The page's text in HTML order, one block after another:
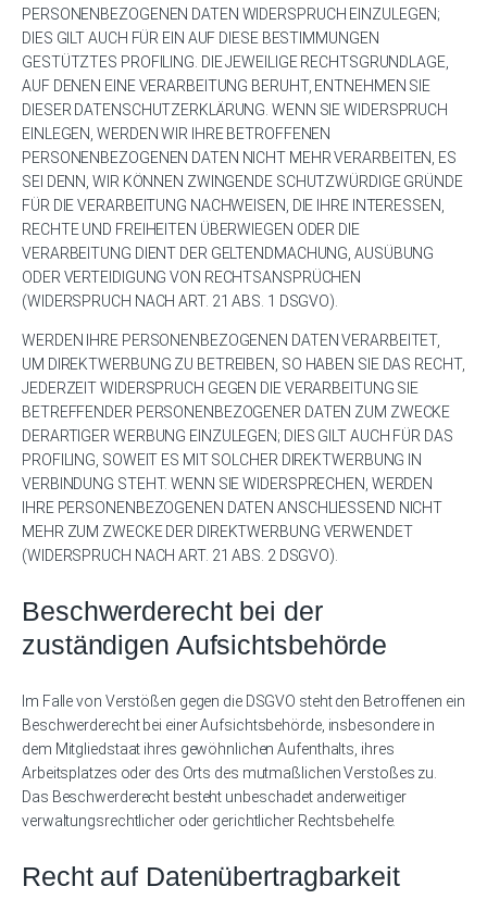
PERSONENBEZOGENEN DATEN WIDERSPRUCH EINZULEGEN;
DIES GILT AUCH FÜR EIN AUF DIESE BESTIMMUNGEN
GESTÜTZTES PROFILING. DIE JEWEILIGE RECHTSGRUNDLAGE,
AUF DENEN EINE VERARBEITUNG BERUHT, ENTNEHMEN SIE
DIESER DATENSCHUTZERKLÄRUNG. WENN SIE WIDERSPRUCH
EINLEGEN, WERDEN WIR IHRE BETROFFENEN
PERSONENBEZOGENEN DATEN NICHT MEHR VERARBEITEN, ES
SEI DENN, WIR KÖNNEN ZWINGENDE SCHUTZWÜRDIGE GRÜNDE
FÜR DIE VERARBEITUNG NACHWEISEN, DIE IHRE INTERESSEN,
RECHTE UND FREIHEITEN ÜBERWIEGEN ODER DIE
VERARBEITUNG DIENT DER GELTENDMACHUNG, AUSÜBUNG
ODER VERTEIDIGUNG VON RECHTSANSPRÜCHEN
(WIDERSPRUCH NACH ART. 21 ABS. 1 DSGVO).
WERDEN IHRE PERSONENBEZOGENEN DATEN VERARBEITET,
UM DIREKTWERBUNG ZU BETREIBEN, SO HABEN SIE DAS RECHT,
JEDERZEIT WIDERSPRUCH GEGEN DIE VERARBEITUNG SIE
BETREFFENDER PERSONENBEZOGENER DATEN ZUM ZWECKE
DERARTIGER WERBUNG EINZULEGEN; DIES GILT AUCH FÜR DAS
PROFILING, SOWEIT ES MIT SOLCHER DIREKTWERBUNG IN
VERBINDUNG STEHT. WENN SIE WIDERSPRECHEN, WERDEN
IHRE PERSONENBEZOGENEN DATEN ANSCHLIESSEND NICHT
MEHR ZUM ZWECKE DER DIREKTWERBUNG VERWENDET
(WIDERSPRUCH NACH ART. 21 ABS. 2 DSGVO).
Beschwerde­recht bei der
zuständigen Aufsichts­behörde
Im Falle von Verstößen gegen die DSGVO steht den Betroffenen ein
Beschwerderecht bei einer Aufsichtsbehörde, insbesondere in
dem Mitgliedstaat ihres gewöhnlichen Aufenthalts, ihres
Arbeitsplatzes oder des Orts des mutmaßlichen Verstoßes zu.
Das Beschwerderecht besteht unbeschadet anderweitiger
verwaltungsrechtlicher oder gerichtlicher Rechtsbehelfe.
Recht auf Daten­übertrag­barkeit